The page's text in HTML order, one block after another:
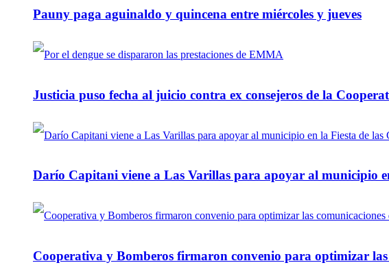
Pauny paga aguinaldo y quincena entre miércoles y jueves
Justicia puso fecha al juicio contra ex consejeros de la
Darío Capitani viene a Las Varillas para apoyar al municipio
Cooperativa y Bomberos firmaron convenio para optimizar las